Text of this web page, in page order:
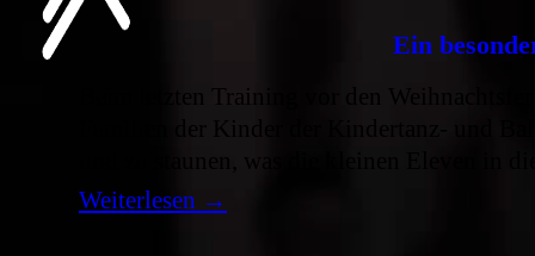
Ein
Beim letzten Training vor den
Familien der Kinder der Kindertanz- und
und zu staunen, was die kleinen Eleven in
Weiterlesen →